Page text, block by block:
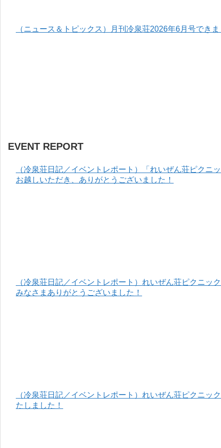
（ニュース＆トピックス）月刊冷泉荘2026年6月号でき
EVENT REPORT
（冷泉荘日記／イベントレポート）「れいぜん荘ピクニ
お越しいただき、ありがとうございました！
（冷泉荘日記／イベントレポート）れいぜん荘ピクニッ
みなさまありがとうございました！
（冷泉荘日記／イベントレポート）れいぜん荘ピクニッ
たしました！